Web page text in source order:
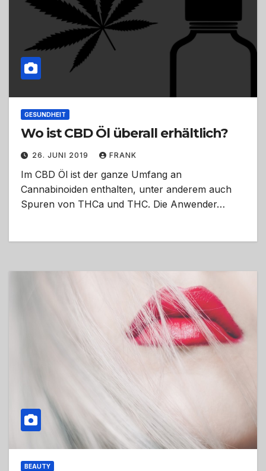
GESUNDHEIT
Wo ist CBD Öl überall erhältlich?
26. JUNI 2019 FRANK
Im CBD Öl ist der ganze Umfang an
Cannabinoiden enthalten, unter anderem auch
Spuren von THCa und THC. Die Anwender…
BEAUTY